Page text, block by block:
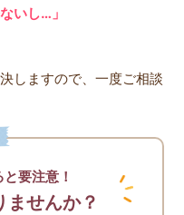
いし…」
しますので、一度ご相談
要注意！
ませんか？